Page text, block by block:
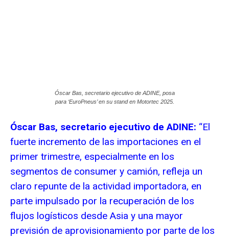
Óscar Bas, secretario ejecutivo de ADINE, posa
para ‘EuroPneus’ en su stand en Motortec 2025.
Óscar Bas, secretario ejecutivo de ADINE: “El
fuerte incremento de las importaciones en el
primer trimestre, especialmente en los
segmentos de consumer y camión, refleja un
claro repunte de la actividad importadora, en
parte impulsado por la recuperación de los
flujos logísticos desde Asia y una mayor
previsión de aprovisionamiento por parte de los